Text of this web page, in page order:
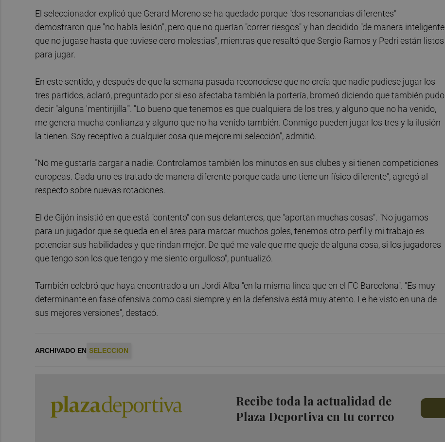
El seleccionador explicó que Gerard Moreno se ha quedado porque "dos resonancias diferentes"
demostraron que "no había lesión", pero que no querían "correr riesgos" y han decidido "de manera inteligente
que no jugase hasta que tuviese cero molestias", mientras que resaltó que Sergio Ramos y Pedri están listos
para jugar.
En este sentido, y después de que la semana pasada reconociese que no creía que nadie pudiese jugar los
tres partidos, aclaró, preguntado por si eso afectaba también la portería, bromeó diciendo que también pudo
decir "alguna 'mentirijilla'". "Lo bueno que tenemos es que cualquiera de los tres, y alguno que no ha venido,
me genera mucha confianza y alguno que no ha venido también. Conmigo pueden jugar los tres y la ilusión
la tienen. Soy receptivo a cualquier cosa que mejore mi selección", admitió.
"No me gustaría cargar a nadie. Controlamos también los minutos en sus clubes y si tienen competiciones
europeas. Cada uno es tratado de manera diferente porque cada uno tiene un físico diferente", agregó al
respecto sobre nuevas rotaciones.
El de Gijón insistió en que está "contento" con sus delanteros, que "aportan muchas cosas". "No jugamos
para un jugador que se queda en el área para marcar muchos goles, tenemos otro perfil y mi trabajo es
potenciar sus habilidades y que rindan mejor. De qué me vale que me queje de alguna cosa, si los jugadores
que tengo son los que tengo y me siento orgulloso", puntualizó.
También celebró que haya encontrado a un Jordi Alba "en la misma línea que en el FC Barcelona". "Es muy
determinante en fase ofensiva como casi siempre y en la defensiva está muy atento. Le he visto en una de
sus mejores versiones", destacó.
ARCHIVADO EN SELECCION
Recibe toda la actualidad de
Plaza Deportiva en tu correo